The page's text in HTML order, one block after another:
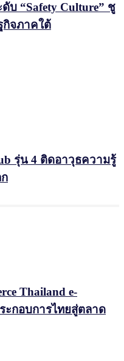
บ “Safety Culture” ชู
กิจภาคใต้
รุ่น 4 ติดอาวุธความรู้
Thailand e-
ะกอบการไทยสู่ตลาด